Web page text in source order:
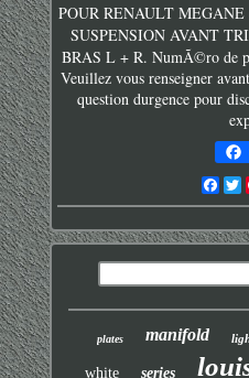
POUR RENAULT MEGANE
SUSPENSION AVANT
BRAS L + R. NumÃ©ro de
Veuillez vous renseigner
question durgence pour
plates manifold
white series